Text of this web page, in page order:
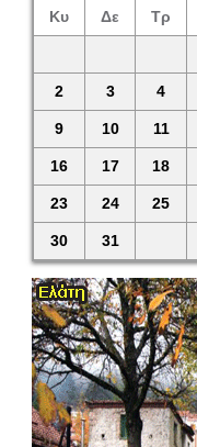
Κυ Δε Τρ
2 3 4
9 10 11
16 17 18
23 24 25
30 31